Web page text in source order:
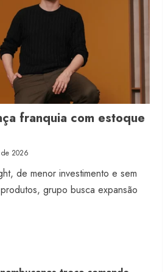
franquia com estoque
2026
de menor investimento e sem
grupo busca expansão